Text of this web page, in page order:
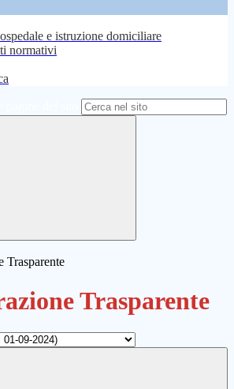
e istruzione domiciliare
normativi
Trasparente
Trasparente